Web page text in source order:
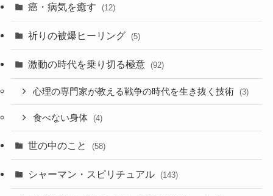
癌・病気を癒す (12)
祈りの被爆ヒーリング (5)
激動の時代を乗り切る極意 (92)
心理の専門家が教える戦争の時代を生き抜く技術 (3)
食べない身体 (4)
世の中のこと (58)
シャーマン・スピリチュアル (143)